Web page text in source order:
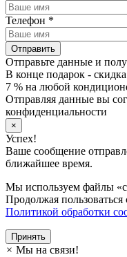
Телефон *
Отправить
Отправьте данные и
В конце подарок - скидка
7 % на любой
Отправляя данные вы
конфиденциальности
×
Успех!
Ваше сообщение
ближайшее время.
Мы используем файлы
Продолжая
Политикой обработки
Принять
× Мы на связи!